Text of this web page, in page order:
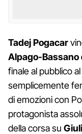
Tadej Pogacar
Alpago-Bassano
finale al pubblico
semplicemente
di emozioni con
protagonista
della corsa su